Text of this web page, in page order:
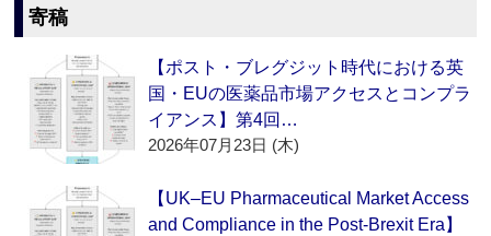
寄稿
【ポスト・ブレグジット時代における英
国・EUの医薬品市場アクセスとコンプラ
イアンス】第4回…
2026年07月23日 (木)
【UK–EU Pharmaceutical Market Access
and Compliance in the Post-Brexit Era】